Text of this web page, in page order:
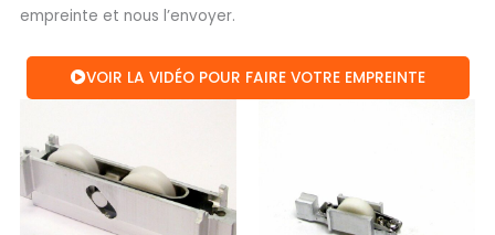
empreinte et nous l’envoyer.
VOIR LA VIDÉO POUR FAIRE VOTRE EMPREINTE
34,72 €